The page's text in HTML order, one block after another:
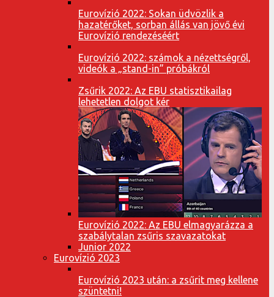
Eurovízió 2022: Sokan üdvözlik a
hazatérőket, sorban állás van jövő évi
Eurovízió rendezéséért
Eurovízió 2022: számok a nézettségről,
videók a „stand-in” próbákról
Zsűrik 2022: Az EBU statisztikailag
lehetetlen dolgot kér
Eurovízió 2022: Az EBU elmagyarázza a
szabálytalan zsűris szavazatokat
Junior 2022
Eurovízió 2023
Eurovízió 2023 után: a zsűrit meg kellene
szüntetni!